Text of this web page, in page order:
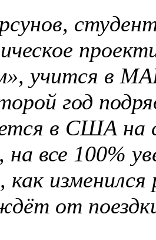
учится в
год
в США на
на все 100%
как
от